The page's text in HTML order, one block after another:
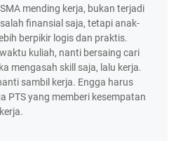
mending kerja, bukan terjadi
finansial saja, tetapi anak-
berpikir logis dan praktis.
kuliah, nanti bersaing cari
mengasah skill saja, lalu kerja.
sambil kerja. Engga harus
PTS yang memberi kesempatan